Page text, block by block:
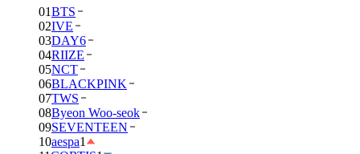
01BTS
02IVE
03DAY6
04RIIZE
05NCT
06BLACKPINK
07TWS
08Byeon Woo-seok
09SEVENTEEN
10aespa1